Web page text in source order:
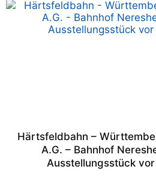
Härtsfeldbahn –
A.G. – Bahnhof
Ausstellungsstück